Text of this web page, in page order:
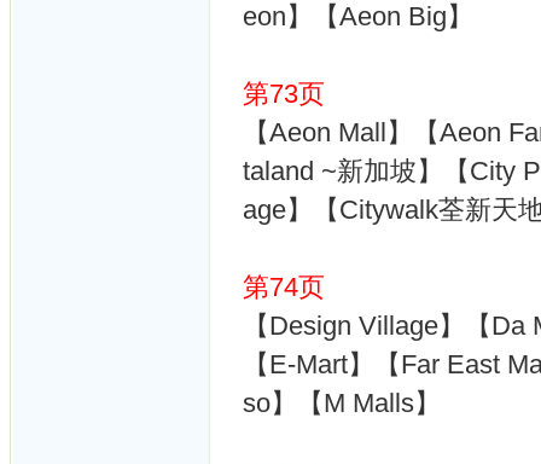
eon】【Aeon Big】
第73页
【Aeon Mall】【Aeon
taland ~新加坡】【City
age】【Citywalk荃新天
第74页
【Design Village】【
【E-Mart】【Far East
so】【M Malls】